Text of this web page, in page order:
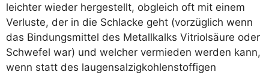
leich­ter wie­der her­ge­stellt, obgleich oft mit einem
Ver­lus­te, der in die Schla­cke geht (vor­züg­lich wenn
das Bin­dungs­mit­tel des Metall­kalks Vitri­ol­säu­re oder
Schwe­fel war) und wel­cher ver­mie­den wer­den kann,
wenn statt des lau­gen­sal­zig­koh­len­stof­fi­gen